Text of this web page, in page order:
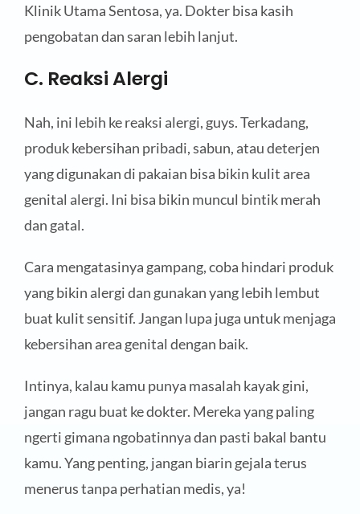
Klinik Utama Sentosa, ya. Dokter bisa kasih
pengobatan dan saran lebih lanjut.
C. Reaksi Alergi
Nah, ini lebih ke reaksi alergi, guys. Terkadang,
produk kebersihan pribadi, sabun, atau deterjen
yang digunakan di pakaian bisa bikin kulit area
genital alergi. Ini bisa bikin muncul bintik merah
dan gatal.
Cara mengatasinya gampang, coba hindari produk
yang bikin alergi dan gunakan yang lebih lembut
buat kulit sensitif. Jangan lupa juga untuk menjaga
kebersihan area genital dengan baik.
Intinya, kalau kamu punya masalah kayak gini,
jangan ragu buat ke dokter. Mereka yang paling
ngerti gimana ngobatinnya dan pasti bakal bantu
kamu. Yang penting, jangan biarin gejala terus
menerus tanpa perhatian medis, ya!